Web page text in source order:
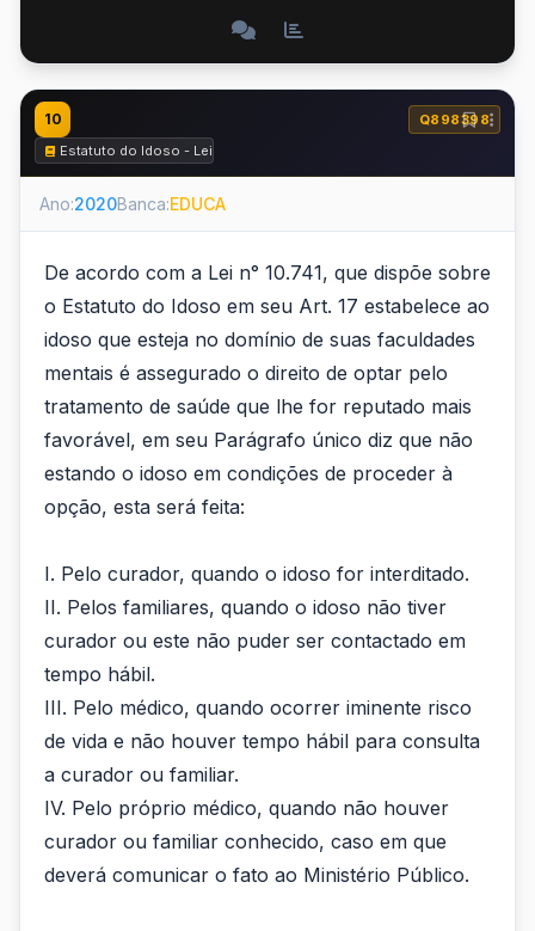
10
Q898398
Estatuto do Idoso - Lei nº 10.741 de 2003
Ano:2020Banca:EDUCA
De acordo com a Lei n° 10.741, que dispõe sobre
o Estatuto do Idoso em seu Art. 17 estabelece ao
idoso que esteja no domínio de suas faculdades
mentais é assegurado o direito de optar pelo
tratamento de saúde que lhe for reputado mais
favorável, em seu Parágrafo único diz que não
estando o idoso em condições de proceder à
opção, esta será feita:
I. Pelo curador, quando o idoso for interditado.
II. Pelos familiares, quando o idoso não tiver
curador ou este não puder ser contactado em
tempo hábil.
III. Pelo médico, quando ocorrer iminente risco
de vida e não houver tempo hábil para consulta
a curador ou familiar.
IV. Pelo próprio médico, quando não houver
curador ou familiar conhecido, caso em que
deverá comunicar o fato ao Ministério Público.